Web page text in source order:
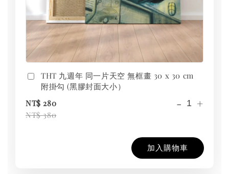
THT 九週年 同一片天空 無框畫 30 x 30 cm
附掛勾 (黑膠封面大小）
NT$ 280
NT$ 380
- +
加入購物車